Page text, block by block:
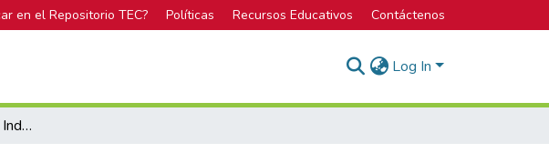
en el Repositorio TEC? Políticas Recursos Educativos Contáctenos
Log In
Evolution and Trends of Indexes of Reliability in Electrical Systems of Power